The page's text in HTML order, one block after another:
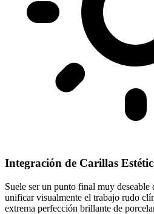
Integración de Carillas
Suele ser un punto final muy deseable
unificar visualmente el trabajo rudo
extrema perfección brillante de